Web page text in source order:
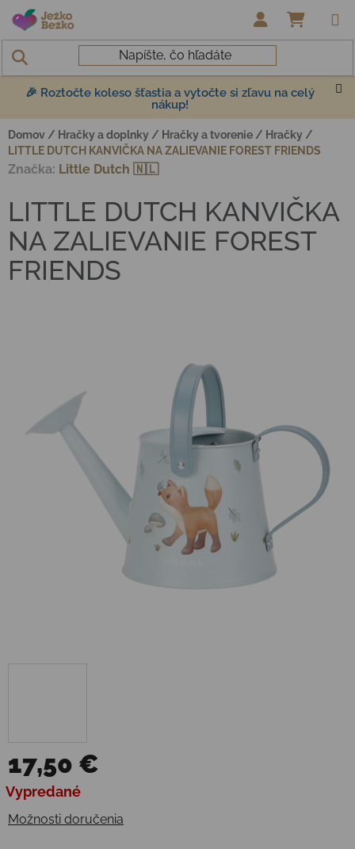
Prejsť na obsah
🎉 Roztočte koleso šťastia a vytočte si zľavu na celý
nákup!
Domov / Hračky a doplnky / Hračky a tvorenie / Hračky /
LITTLE DUTCH KANVIČKA NA ZALIEVANIE FOREST FRIENDS
17,50 €
Jednotková cena:
Vypredané
Možnosti doručenia
LITTLE DUTCH KANVIČKA
NA ZALIEVANIE FOREST
FRIENDS
Značka: Little Dutch 🇳🇱